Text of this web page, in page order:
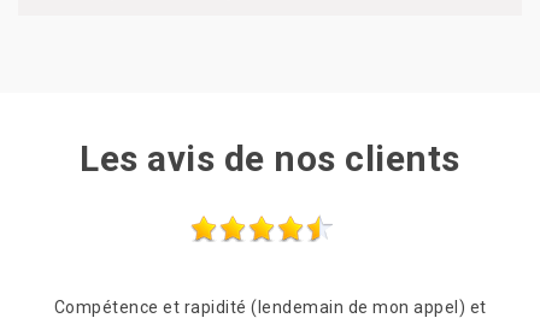
Les avis de nos clients
Je recommande au top!!